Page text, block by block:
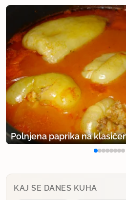
Polnjena paprika na
KAJ SE DANES KUHA